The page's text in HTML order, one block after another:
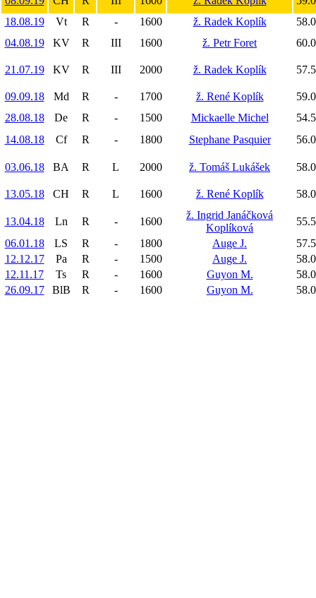
18.08.19
Vt R - 1600 ž. Radek Koplík
58.0
04.08.19
KV R III 1600 ž. Petr Foret 60.0
21.07.19 KV R III 2000 ž. Radek Koplík 57.5
09.09.18 Md R - 1700 ž. René Koplík
59.0
28.08.18
De R - 1500 Mickaelle Michel
54.5
14.08.18
Cf R - 1800 Stephane Pasquier 56.0
03.06.18 BA R L 2000 ž. Tomáš Lukášek 58.0
13.05.18 CH R L 1600 ž. René Koplík 58.0
13.04.18 Ln R - 1600
ž. Ingrid Janáčková
Koplíková
55.5
06.01.18
LS R - 1800 Auge J.
57.5
12.12.17
Pa R - 1500 Auge J.
58.0
12.11.17
Ts R - 1600 Guyon M.
58.0
26.09.17
BlB R - 1600 Guyon M. 58.0